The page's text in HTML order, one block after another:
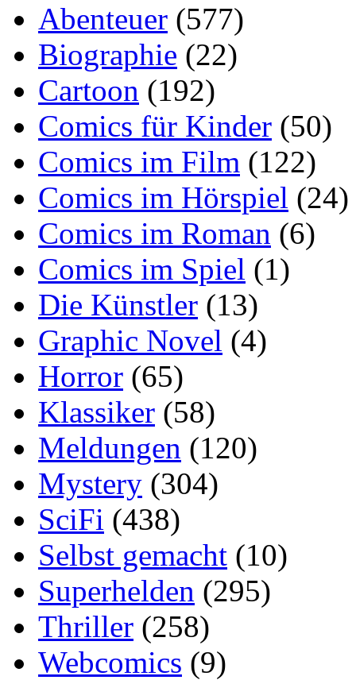
Abenteuer (577)
Biographie (22)
Cartoon (192)
Comics für Kinder (50)
Comics im Film (122)
Comics im Hörspiel (24)
Comics im Roman (6)
Comics im Spiel (1)
Die Künstler (13)
Graphic Novel (4)
Horror (65)
Klassiker (58)
Meldungen (120)
Mystery (304)
SciFi (438)
Selbst gemacht (10)
Superhelden (295)
Thriller (258)
Webcomics (9)